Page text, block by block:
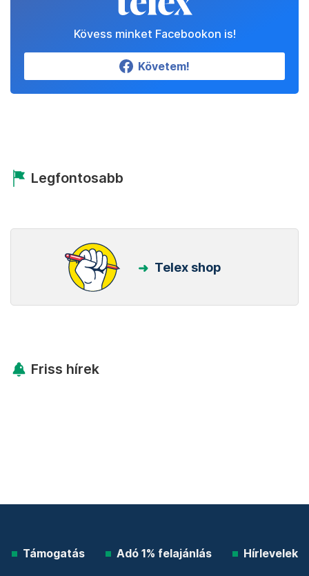
Kövess minket Facebookon is!
Követem!
Legfontosabb
Telex shop
Friss hírek
Támogatás Adó 1% felajánlás Hírlevelek